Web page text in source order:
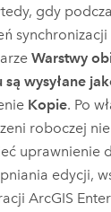
gdy
Warstwy
są wysyłane
Kopie. Po
roboczej
uprawnienie
edycji,
ArcGIS